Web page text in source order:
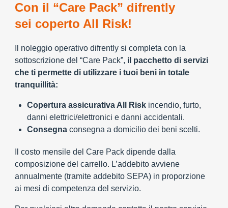
Con il “Care Pack” difrently
sei coperto All Risk!
Il noleggio operativo difrently si completa con la
sottoscrizione del “Care Pack”, il pacchetto di servizi
che ti permette di utilizzare i tuoi beni in totale
tranquillità:
Copertura assicurativa All Risk incendio, furto,
danni elettrici/elettronici e danni accidentali.
Consegna consegna a domicilio dei beni scelti.
Il costo mensile del Care Pack dipende dalla
composizione del carrello. L’addebito avviene
annualmente (tramite addebito SEPA) in proporzione
ai mesi di competenza del servizio.